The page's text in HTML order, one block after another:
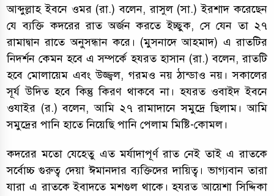
আব্দুল্লাহ ইবনে ওমর (রা.) বলেন, রাসুল (সা.) ইরশাদ করেছেন
যে ব্যক্তি কদরের রাত অর্জন করতে ইচ্ছুক, সে যেন তা ২৭
রামাদ্বান রাতে অনুসন্ধান করে। (মুসনাদে আহমাদ) এ রাতটির
নিদর্শন কেমন হবে এ সম্পর্কে হযরত হাসান (রা.) বলেন, রাতটি
হবে মোলায়েম এবং উজ্জ্বল, গরমও নয় ঠান্ডাও নয়। সকালের
সূর্য উদিত হবে কিন্তু কিরণ থাকবে না। হযরত ওবাইদ ইবনে
ওযাইর (র.) বলেন, আমি ২৭ রামাদানে সমুদ্রে ছিলাম। আমি
সমুদ্রের পানি হাতে নিয়েছি পানি পেলাম মিষ্টি-কোমল।
কদরের মতো যেহেতু এত মর্যাদাপূর্ণ রাত নেই তাই এ রাতকে
সর্বোচ্চ গুরুত্ব দেয়া ঈমানদার ব্যক্তিদের দায়িত্ব। ভাগ্যবান তারা
যারা এ রাতকে ইবাদতে মশগুল থাকে। হযরত আয়েশা সিদ্দিকা